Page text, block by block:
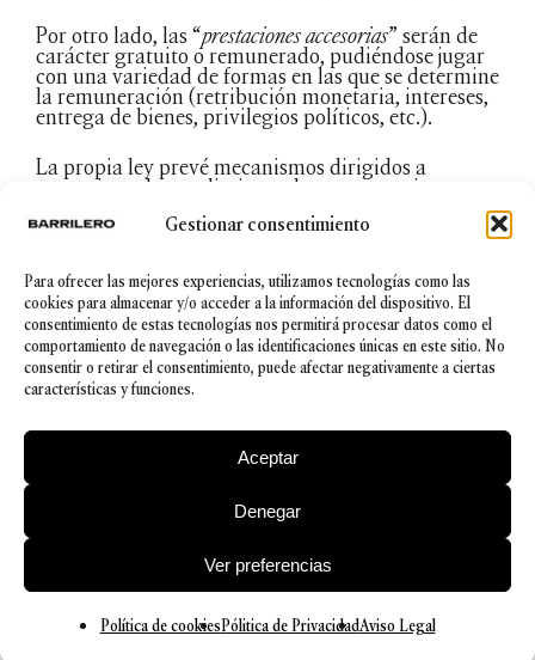
Gestionar consentimiento
Para ofrecer las mejores experiencias, utilizamos tecnologías como las
cookies para almacenar y/o acceder a la información del dispositivo. El
consentimiento de estas tecnologías nos permitirá procesar datos como el
comportamiento de navegación o las identificaciones únicas en este sitio. No
consentir o retirar el consentimiento, puede afectar negativamente a ciertas
características y funciones.
Aceptar
Denegar
Ver preferencias
Política de cookiesPólitica de PrivacidadAviso Legal
Por otro lado, las “prestaciones accesorias” serán de
carácter gratuito o remunerado, pudiéndose jugar
con una variedad de formas en las que se determine
la remuneración (retribución monetaria, intereses,
entrega de bienes, privilegios políticos, etc.).
La propia ley prevé mecanismos dirigidos a
garantizar el cumplimiento de este mecanismo,
socios implicados en la creación, modificación o
imposibilidad de voto de los socios implicados por
conflicto de interés o la necesidad de autorización
por parte de la Junta General (órgano de
administración en las Sociedades Anónimas) para
la transmisión de las participaciones sociales o
acciones sujetas a “prestaciones accesorias”.
queda hacerlo a medida del proyecto empresarial a
© 2026 Barrilero
Política de Privacidad|Aviso legal|Política de cookies|
Canal Ético|Política de Seguridad de la información